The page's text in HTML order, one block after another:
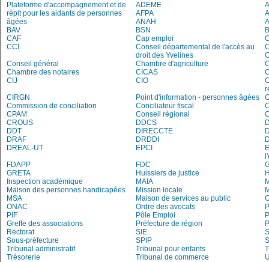
Plateforme d'accompagnement et de
répit pour les aidants de personnes
âgées
ADEME
AFPA
ANAH
BAV
BSN
CAF
Cap emploi
CCI
Conseil départemental de l'accès au
droit des Yvelines
Conseil général
Chambre d'agriculture
Chambre des notaires
CICAS
CIJ
CIO
CIRGN
Point d'information - personnes âgées
Commission de conciliation
Conciliateur fiscal
CPAM
Conseil régional
CROUS
DDCS
DDT
DIRECCTE
DRAF
DRDDI
DREAL-UT
EPCI
FDAPP
FDC
GRETA
Huissiers de justice
Inspection académique
MAIA
Maison des personnes handicapées
Mission locale
MSA
Maison de services au public
ONAC
Ordre des avocats
PIF
Pôle Emploi
Greffe des associations
Préfecture de région
Rectorat
SIE
Sous-préfecture
SPIP
Tribunal administratif
Tribunal pour enfants
Trésorerie
Tribunal de commerce